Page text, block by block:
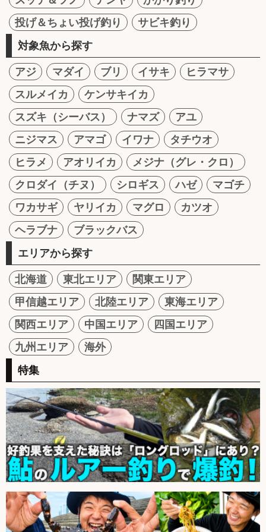
投げ＆ちょい投げ釣り
サビキ釣り
対象魚から探す
アジ マダイ ブリ イサキ
ヒラマサ
スルメイカ
ケンサキイカ
スズキ（シーバス）
ナマズ
アユ
ニジマス
アマゴ イワナ
タチウオ
ヒラメ
アオリイカ
メジナ（グレ・クロ）
クロダイ（チヌ）
シロギス ハゼ
マゴチ
ワカサギ
ヤリイカ マグロ
カツオ
ヘラブナ
ブラックバス
エリアから探す
北海道 東北エリア
関東エリア
甲信越エリア
北陸エリア
東海エリア
関西エリア
中国エリア
四国エリア
九州エリア
海外
特集